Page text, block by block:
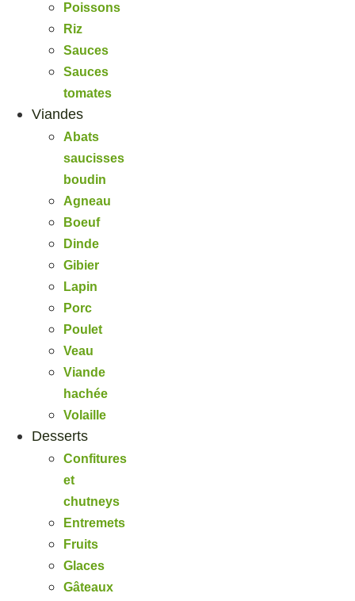
Poissons
Riz
Sauces
Sauces
tomates
Viandes
Abats
saucisses
boudin
Agneau
Boeuf
Dinde
Gibier
Lapin
Porc
Poulet
Veau
Viande
hachée
Volaille
Desserts
Confitures
et
chutneys
Entremets
Fruits
Glaces
Gâteaux